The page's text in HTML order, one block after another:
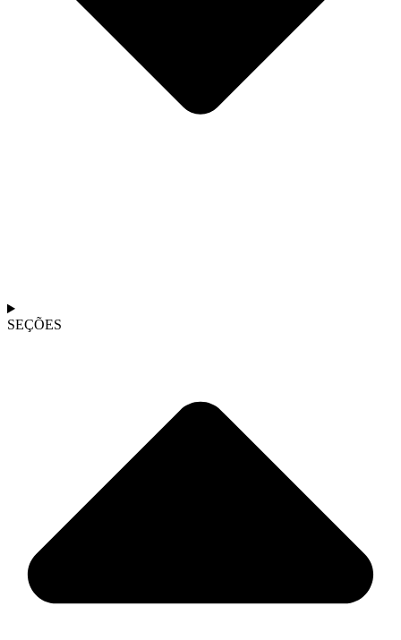
SEÇÕES